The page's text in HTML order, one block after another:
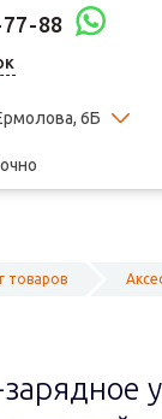
88
6Б
товаров